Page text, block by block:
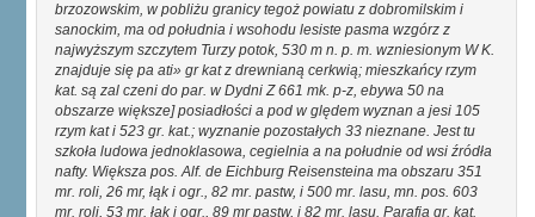
brzozowskim, w pobliżu granicy tegoż powiatu z dobromilskim i
sanockim, ma od południa i wsohodu lesiste pasma wzgórz z
najwyższym szczytem Turzy potok, 530 m n. p. m. wzniesionym W K.
znajduje się pa ati» gr kat z drewnianą cerkwią; mieszkańcy rzym
kat. są zal czeni do par. w Dydni Z 661 mk. p-z, ebywa 50 na
obszarze większe] posiadłości a pod w ględem wyznan a jesi 105
rzym kat i 523 gr. kat.; wyznanie pozostałych 33 nieznane. Jest tu
szkoła ludowa jednoklasowa, cegielnia a na południe od wsi źródła
nafty. Większa pos. Alf. de Eichburg Reisensteina ma obszaru 351
mr. roli, 26 mr, łąk i ogr., 82 mr. pastw, i 500 mr. lasu, mn. pos. 603
mr. roli, 53 mr. łak i ogr., 89 mr pastw, i 82 mr. lasu. Parafia gr. kat.